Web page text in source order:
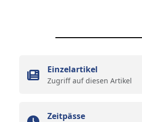
Einzelartikel
Zugriff auf diesen Artikel
Zeitpässe